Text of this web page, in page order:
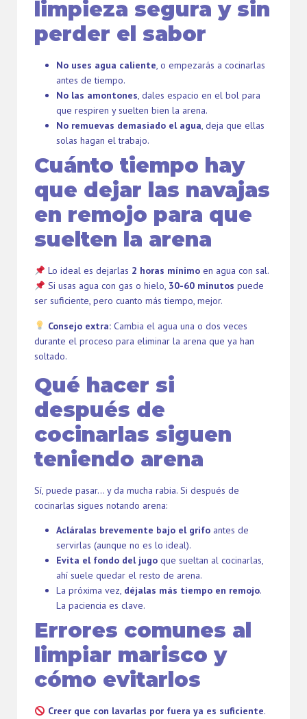
limpieza segura y sin
perder el sabor
No uses agua caliente, o empezarás a cocinarlas
antes de tiempo.
No las amontones, dales espacio en el bol para
que respiren y suelten bien la arena.
No remuevas demasiado el agua, deja que ellas
solas hagan el trabajo.
Cuánto tiempo hay
que dejar las navajas
en remojo para que
suelten la arena
Lo ideal es dejarlas 2 horas mínimoen agua con sal.
Si usas agua con gas o hielo, 30-60 minutos puede
ser suficiente, pero cuanto más tiempo, mejor.
Consejo extra:Cambia el agua una o dos veces
durante el proceso para eliminar la arena que ya han
soltado.
Qué hacer si
después de
cocinarlas siguen
teniendo arena
Sí, puede pasar… y da mucha rabia. Si después de
cocinarlas sigues notando arena:
Acláralas brevemente bajo el grifo antes de
servirlas (aunque no es lo ideal).
Evita el fondo del jugo que sueltan al cocinarlas,
ahí suele quedar el resto de arena.
La próxima vez, déjalas más tiempo en remojo.
La paciencia es clave.
Errores comunes al
limpiar marisco y
cómo evitarlos
Creer que con lavarlas por fuera ya es suficiente.